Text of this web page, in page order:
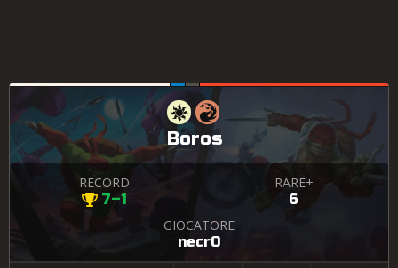
Boros
RECORD
7–1
RARE+
6
GIOCATORE
necr0